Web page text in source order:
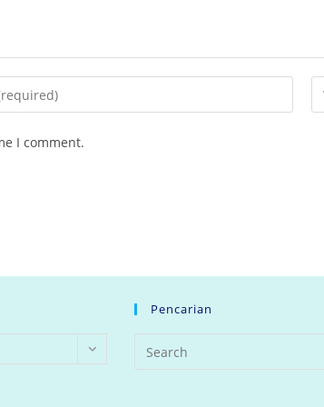
I comment.
Pencarian